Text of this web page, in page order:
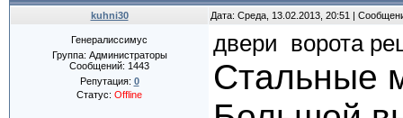
kuhni30 Дата: Среда, 13.02.2013, 20:51 |
Генералиссимус
Группа: Администраторы
Сообщений: 1443
Репутация: 0
Статус: Offline
двери ворота
Стальные